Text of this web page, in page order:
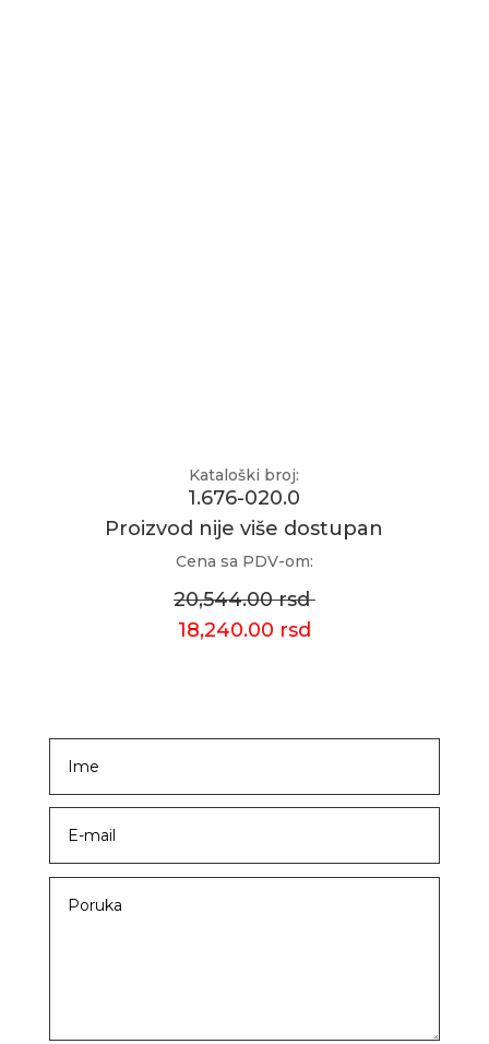
Kataloški broj:
1.676-020.0
Proizvod nije više dostupan
Cena sa PDV-om:
20,544.00 rsd
18,240.00 rsd